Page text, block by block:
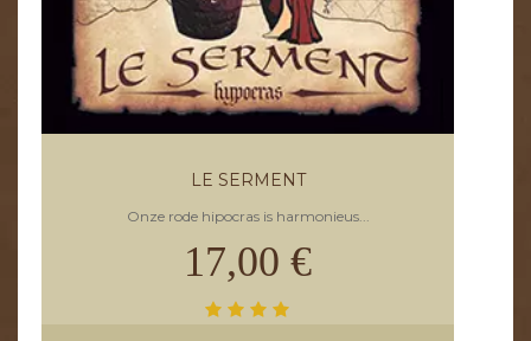
LE SERMENT
Onze rode hipocras is harmonieus...
17,00 €